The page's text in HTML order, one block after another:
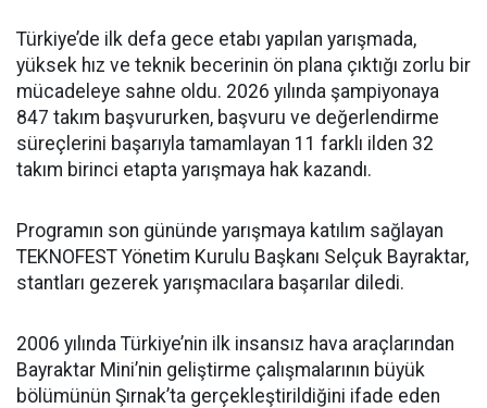
Türkiye’de ilk defa gece etabı yapılan yarışmada,
yüksek hız ve teknik becerinin ön plana çıktığı zorlu bir
mücadeleye sahne oldu. 2026 yılında şampiyonaya
847 takım başvururken, başvuru ve değerlendirme
süreçlerini başarıyla tamamlayan 11 farklı ilden 32
takım birinci etapta yarışmaya hak kazandı.
Programın son gününde yarışmaya katılım sağlayan
TEKNOFEST Yönetim Kurulu Başkanı Selçuk Bayraktar,
stantları gezerek yarışmacılara başarılar diledi.
2006 yılında Türkiye’nin ilk insansız hava araçlarından
Bayraktar Mini’nin geliştirme çalışmalarının büyük
bölümünün Şırnak’ta gerçekleştirildiğini ifade eden